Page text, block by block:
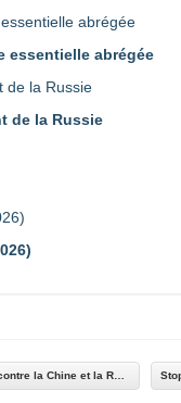
essentielle abrégée
de la Russie